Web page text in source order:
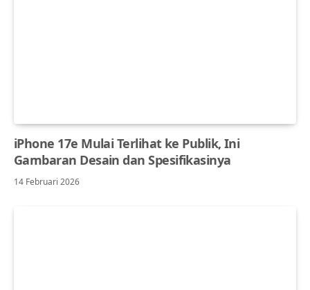
iPhone 17e Mulai Terlihat ke Publik, Ini
Gambaran Desain dan Spesifikasinya
14 Februari 2026